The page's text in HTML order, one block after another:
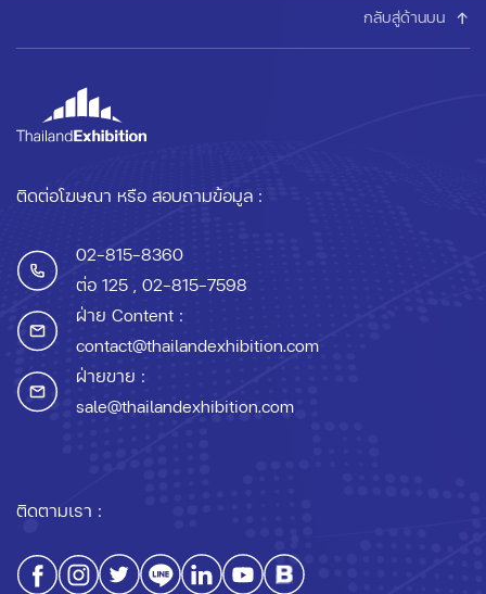
กลับสู่ด้านบน
ติดต่อโฆษณา หรือ สอบถามข้อมูล :
02-815-8360
ต่อ 125 , 02-815-7598
ฝ่าย Content :
contact@thailandexhibition.com
ฝ่ายขาย :
sale@thailandexhibition.com
ติดตามเรา :